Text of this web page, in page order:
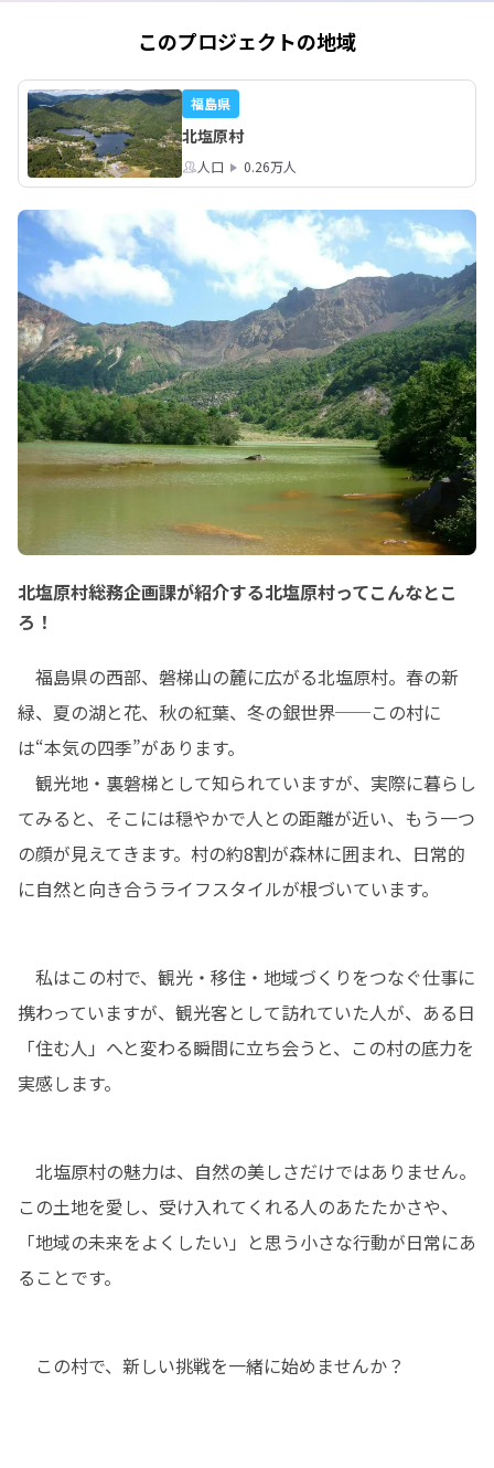
あなたの力を、村の未来のために生か
してみませんか？
このプロジェクトの地域
福島県
北塩原村
人口 0.26万人
北塩原村総務企画課が紹介する北塩原村ってこんなとこ
ろ！
福島県の西部、磐梯山の麓に広がる北塩原村。春の新
緑、夏の湖と花、秋の紅葉、冬の銀世界──この村に
は“本気の四季”があります。
観光地・裏磐梯として知られていますが、実際に暮らし
てみると、そこには穏やかで人との距離が近い、もう一つ
の顔が見えてきます。村の約8割が森林に囲まれ、日常的
に自然と向き合うライフスタイルが根づいています。
私はこの村で、観光・移住・地域づくりをつなぐ仕事に
携わっていますが、観光客として訪れていた人が、ある日
「住む人」へと変わる瞬間に立ち会うと、この村の底力を
実感します。
北塩原村の魅力は、自然の美しさだけではありません。
この土地を愛し、受け入れてくれる人のあたたかさや、
「地域の未来をよくしたい」と思う小さな行動が日常にあ
ることです。
この村で、新しい挑戦を一緒に始めませんか？